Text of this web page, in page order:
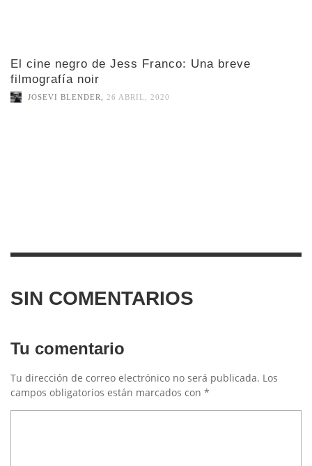
El cine negro de Jess Franco: Una breve
filmografía noir
JOSEVI BLENDER 26 ABRIL, 2020
SIN COMENTARIOS
Tu comentario
Tu dirección de correo electrónico no será publicada. Los
campos obligatorios están marcados con *